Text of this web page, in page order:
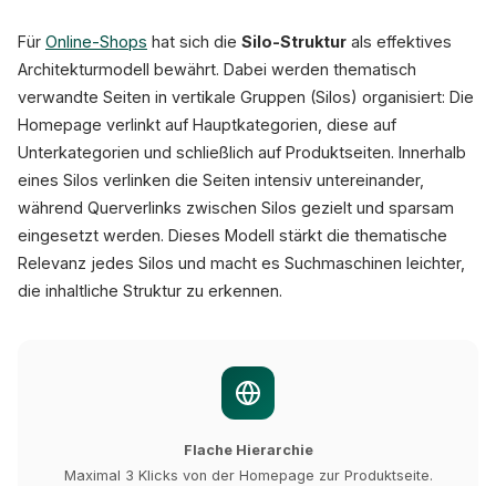
Für Online-Shops hat sich die Silo-Struktur als effektives
Architekturmodell bewährt. Dabei werden thematisch
verwandte Seiten in vertikale Gruppen (Silos) organisiert: Die
Homepage verlinkt auf Hauptkategorien, diese auf
Unterkategorien und schließlich auf Produktseiten. Innerhalb
eines Silos verlinken die Seiten intensiv untereinander,
während Querverlinks zwischen Silos gezielt und sparsam
eingesetzt werden. Dieses Modell stärkt die thematische
Relevanz jedes Silos und macht es Suchmaschinen leichter,
die inhaltliche Struktur zu erkennen.
Flache Hierarchie
Maximal 3 Klicks von der Homepage zur Produktseite.